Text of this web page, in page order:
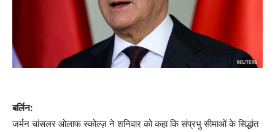
बर्लिन:
जर्मन चांसलर ओलाफ स्कोल्ज़ ने शनिवार को कहा कि संप्रभु सीमाओं के सिद्धांत